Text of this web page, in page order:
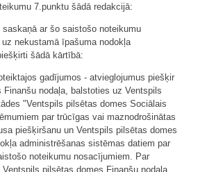
7.punktu šādā redakcijā:
ar šo saistošo noteikumu
nekustamā īpašuma nodokļa
šādā kārtībā:
gadījumos - atvieglojumus piešķir
nodaļa, balstoties uz Ventspils
"Ventspils pilsētas domes Sociālais
par trūcīgas vai maznodrošinātas
piešķiršanu un Ventspils pilsētas domes
administrēšanas sistēmas datiem par
noteikumu nosacījumiem. Par
pilsētas domes Finanšu nodaļa